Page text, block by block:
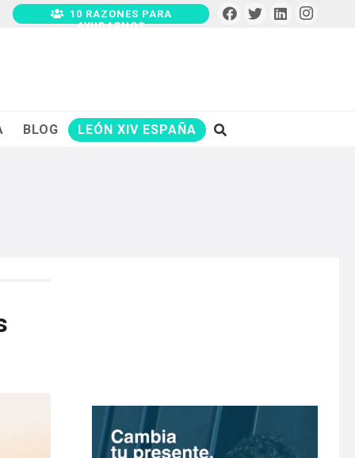
10 RAZONES PARA
AYUDARNOS
BLOG LEÓN XIV ESPAÑA